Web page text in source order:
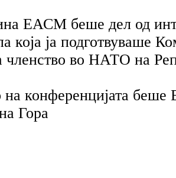
ЕАСМ беше дел од
која ја подготвуваше
членство во НАТО на
на конференцијата беше
Гора